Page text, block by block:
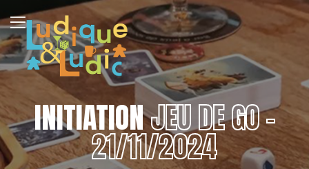
INITIATIONJEU DE GO –
21/11/2024